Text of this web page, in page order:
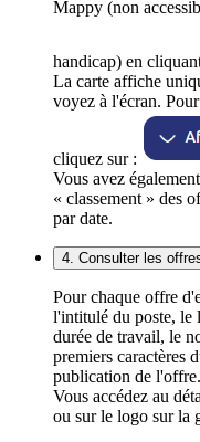
Mappy (non
handicap) en
La carte affiche
voyez à l'écran.
cliquez sur :
Vous avez
« classement » des
par date.
4. Consulter les
Pour chaque offre
l'intitulé du poste, le
durée de travail, le
premiers caractères
publication de l'offre.
Vous accédez au
ou sur le logo sur la